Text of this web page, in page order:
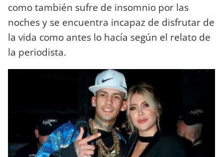
como también sufre de insomnio por las
noches y se encuentra incapaz de disfrutar de
la vida como antes lo hacía según el relato de
la periodista.